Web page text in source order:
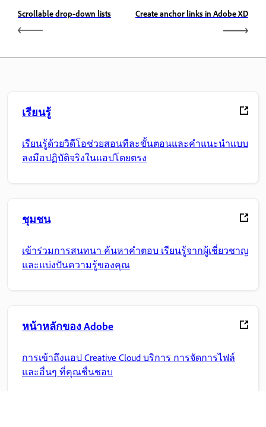
Scrollable drop-down lists Create anchor links in Adobe XD
เรียนรู้
เรียนรู้ด้วยวิดีโอช่วยสอนทีละขั้นตอนและคำแนะนำแบบ
ลงมือปฏิบัติจริงในแอปโดยตรง
ชุมชน
เข้าร่วมการสนทนา ค้นหาคำตอบ เรียนรู้จากผู้เชี่ยวชาญ
และแบ่งปันความรู้ของคุณ
หน้าหลักของ Adobe
การเข้าถึงแอป Creative Cloud บริการ การจัดการไฟล์
และอื่นๆ ที่คุณชื่นชอบ